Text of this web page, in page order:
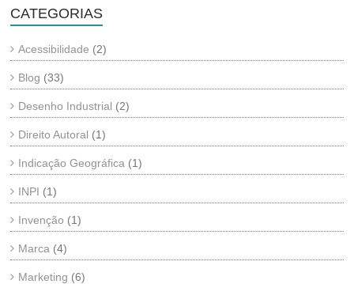
CATEGORIAS
Acessibilidade (2)
Blog (33)
Desenho Industrial (2)
Direito Autoral (1)
Indicação Geográfica (1)
INPI (1)
Invenção (1)
Marca (4)
Marketing (6)